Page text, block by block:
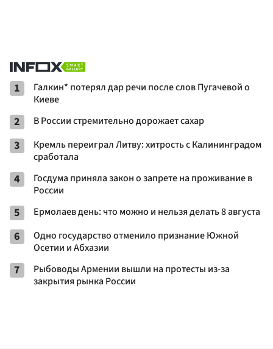
1
Галкин* потерял дар речи после слов Пугачевой о
Киеве
2 В России стремительно дорожает сахар
3
Кремль переиграл Литву: хитрость с Калининградом
сработала
4
Госдума приняла закон о запрете на проживание в
России
5 Ермолаев день: что можно и нельзя делать 8 августа
6
Одно государство отменило признание Южной
Осетии и Абхазии
7
Рыбоводы Армении вышли на протесты из-за
закрытия рынка России